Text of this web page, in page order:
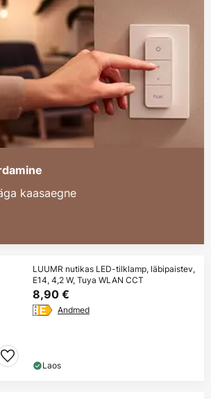
kaasaegne
LUUMR nutikas LED-tilklamp, läbipaistev,
E14, 4,2 W, Tuya WLAN CCT
8,90 €
Andmed
Laos